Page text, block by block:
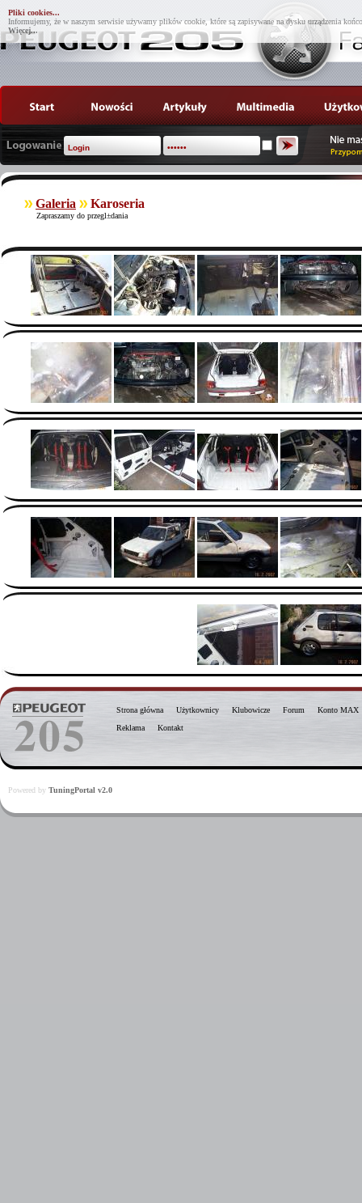
Pliki cookies...
Informujemy, że w naszym serwisie używamy plików cookie, które są zapisywane na dysku urządzenia
Więcej...
Galeria Karoseria
Zapraszamy do przegl±dania
Strona główna Użytkownicy Klubowicze Forum
Konto MAX
Reklama
Kontakt
Powered by TuningPortal v2.0